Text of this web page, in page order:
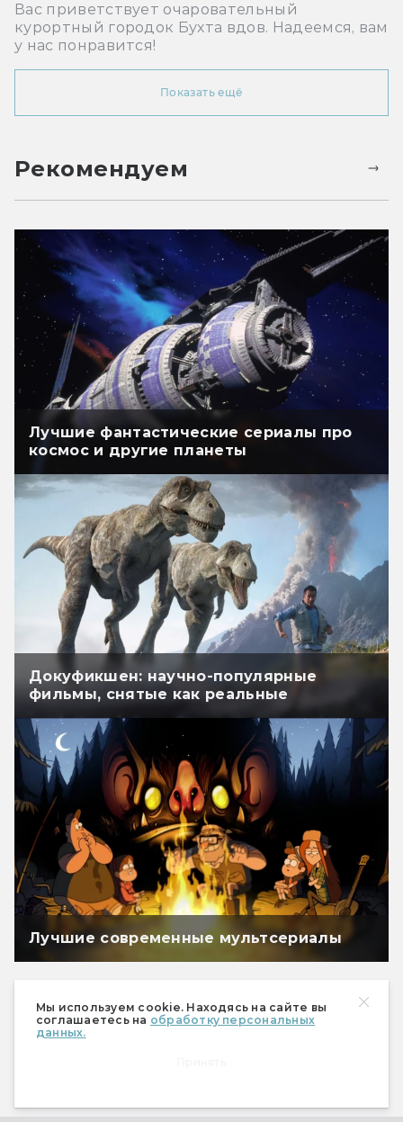
Мы используем cookie. Находясь на сайте вы
соглашаетесь на обработку персональных
данных.
Вас приветствует очаровательный
курортный городок Бухта вдов. Надеемся, вам
у нас понравится!
Показать ещё
Рекомендуем
Лучшие фантастические сериалы про
космос и другие планеты
Докуфикшен: научно-популярные
фильмы, снятые как реальные
Лучшие современные мультсериалы